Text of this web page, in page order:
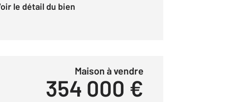
Voir le détail du bien
Maison à vendre
354 000 €